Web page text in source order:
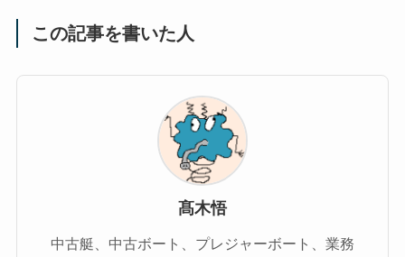
この記事を書いた人
髙木悟
中古艇、中古ボート、プレジャーボート、業務